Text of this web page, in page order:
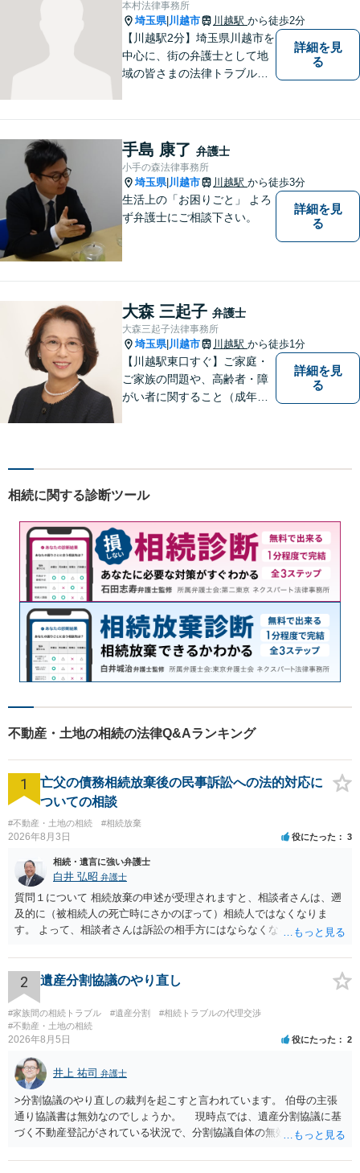
本村法律事務所
埼玉県| 川越市 川越駅 から徒歩2分
【川越駅2分】埼玉県川越市を
中心に、街の弁護士として地
域の皆さまの法律トラブル解
どうぞお気軽にご相談くださ
い。
詳細を見
る
手島 康了 弁護士
小手の森法律事務所
埼玉県| 川越市 川越駅 から徒歩3分
生活上の「お困りごと」 よろ
ず弁護士にご相談下さい。
詳細を見
る
大森 三起子 弁護士
大森三起子法律事務所
埼玉県| 川越市 川越駅 から徒歩1分
【川越駅東口すぐ】ご家庭・
ご家族の問題や、高齢者・障
がい者に関すること（成年後
い。
詳細を見
る
相続に関する診断ツール
不動産・土地の相続の法律Q&Aランキング
1
亡父の債務相続放棄後の民事訴訟への法的対応に
ついての相談
#不動産・土地の相続 #相続放棄
2026年8月3日 役にたった 3
相続・遺言に強い弁護士
白井 弘昭 弁護士
質問１について 相続放棄の申述が受理されますと、相談者さんは、遡
及的に（被相続人の死亡時にさかのぼって）相続人ではなくなりま
す。 よって、相談者さんは訴訟の相手方にはならなくなるので（明け
理証明を家庭裁判所で取得し、コピーを答弁書に添えて裁判所に提出
してください。 質問２について 請求棄却を求める答弁書を提出すれ
ば、第１回期日は出席する必要がありません。その日は差支え（用事
があり出席できない）との記載で十分です。 質問３について 弁護士で
はないので、ｍｉｎｔｓでの提出の必要は無いと思います。郵送（期
限までに届けばよい）で十分です。 詳細は、書面記載の裁判所書記官
にお問い合わせください。 以上、ご参考まで。
2 遺産分割協議のやり直し
#家族間の相続トラブル #遺産分割
#相続トラブルの代理交渉
#不動産・土地の相続
2026年8月5日 役にたった 2
井上 祐司 弁護士
>分割協議のやり直しの裁判を起こすと言われています。 伯母の主張
通り協議書は無効なのでしょうか。 現時点では、遺産分割協議に基
づく不動産登記がされている状況で、分割協議自体の無効を裁判所が
方の訴訟の主張及び立証次第ですが、 ・御祖母様の認知能力に関する